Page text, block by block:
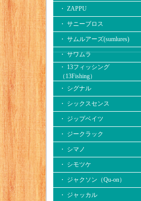
・ ZAPPU
・ サニーブロス
・ サムルアーズ(sumlures)
・ サワムラ
・ 13フィッシング
（13Fishing）
・ シグナル
・ シックスセンス
・ ジップベイツ
・ ジークラック
・ シマノ
・ シモツケ
・ ジャクソン（Qu-on）
・ ジャッカル